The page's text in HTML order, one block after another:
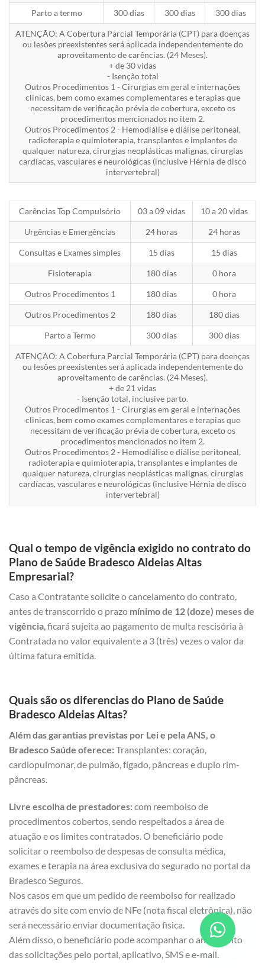
Parto a termo 300 dias 300 dias 300 dias
ATENÇÃO: A Cobertura Parcial Temporária (CPT) para doenças
ou lesões preexistentes será aplicada independentemente do
aproveitamento de carências. (24 Meses).
+ de 30 vidas
- Isenção total
Outros Procedimentos 1 - Cirurgias em geral e internações
clinicas, bem como exames complementares e terapias que
necessitam de verificação prévia de cobertura, exceto os
procedimentos mencionados no item 2.
Outros Procedimentos 2 - Hemodiálise e diálise peritoneal,
radioterapia e quimioterapia, transplantes e implantes de
qualquer natureza, cirurgias neoplásticas malignas, cirurgias
cardíacas, vasculares e neurológicas (inclusive Hérnia de disco
intervertebral)
Carências Top Compulsório 03 a 09 vidas 10 a 20 vidas
Urgências e Emergências 24 horas 24 horas
Consultas e Exames simples 15 dias 15 dias
Fisioterapia 180 dias 0 hora
Outros Procedimentos 1 180 dias 0 hora
Outros Procedimentos 2 180 dias 180 dias
Parto a Termo 300 dias 300 dias
ATENÇÃO: A Cobertura Parcial Temporária (CPT) para doenças
ou lesões preexistentes será aplicada independentemente do
aproveitamento de carências. (24 Meses).
+ de 21 vidas
- Isenção total, inclusive parto.
Outros Procedimentos 1 - Cirurgias em geral e internações
clinicas, bem como exames complementares e terapias que
necessitam de verificação prévia de cobertura, exceto os
procedimentos mencionados no item 2.
Outros Procedimentos 2 - Hemodiálise e diálise peritoneal,
radioterapia e quimioterapia, transplantes e implantes de
qualquer natureza, cirurgias neoplásticas malignas, cirurgias
cardíacas, vasculares e neurológicas (inclusive Hérnia de disco
intervertebral)
Qual o tempo de vigência exigido no contrato do
Plano de Saúde Bradesco Aldeias Altas
Empresarial?
Caso a Contratante solicite o cancelamento do contrato,
antes de transcorrido o prazo mínimo de 12 (doze) meses de
vigência, ficará sujeita ao pagamento de multa rescisória à
Contratada no valor equivalente a 3 (três) vezes o valor da
última fatura emitida.
Quais são os diferencias do Plano de Saúde
Bradesco Aldeias Altas?
Além das garantias previstas por Lei e pela ANS, o
Bradesco Saúde oferece:Transplantes: coração,
cardiopulmonar, de pulmão, fígado, pâncreas e duplo rim-
pâncreas.
Livre escolha de prestadores:com reembolso de
procedimentos cobertos, sendo respeitados a área de
atuação e os limites contratados. O beneficiário pode
solicitar o reembolso de despesas de consulta médica,
exames e terapia na área exclusiva do segurado no portal da
Bradesco Seguros.
Nos casos em que um pedido de reembolso for realizado
através do site com envio de NFe (nota fiscal eletrônica), não
será necessário enviar documentação fisica.
Além disso, o beneficiário pode acompanhar o andamento
das solicitações pelo portal, aplicativo, SMS e e-mail.